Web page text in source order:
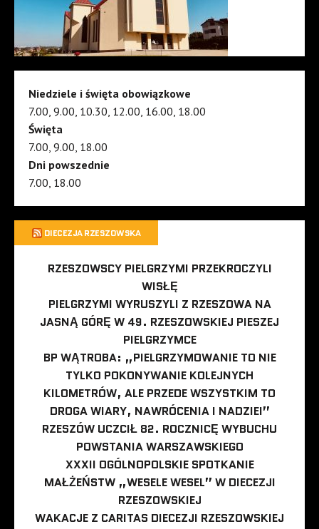
Niedziele i święta obowiązkowe
7.00, 9.00, 10.30, 12.00, 16.00, 18.00
Święta
7.00, 9.00, 18.00
Dni powszednie
7.00, 18.00
DIECEZJA RZESZOWSKA
RZESZOWSCY PIELGRZYMI PRZEKROCZYLI
WISŁĘ
PIELGRZYMI WYRUSZYLI Z RZESZOWA NA
JASNĄ GÓRĘ W 49. RZESZOWSKIEJ PIESZEJ
PIELGRZYMCE
BP WĄTROBA: „PIELGRZYMOWANIE TO NIE
TYLKO POKONYWANIE KOLEJNYCH
KILOMETRÓW, ALE PRZEDE WSZYSTKIM TO
DROGA WIARY, NAWRÓCENIA I NADZIEI”
RZESZÓW UCZCIŁ 82. ROCZNICĘ WYBUCHU
POWSTANIA WARSZAWSKIEGO
XXXII OGÓLNOPOLSKIE SPOTKANIE
MAŁŻEŃSTW „WESELE WESEL” W DIECEZJI
RZESZOWSKIEJ
WAKACJE Z CARITAS DIECEZJI RZESZOWSKIEJ